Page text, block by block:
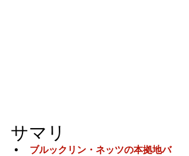
サマリ
ブルックリン・ネッツの本拠地バ